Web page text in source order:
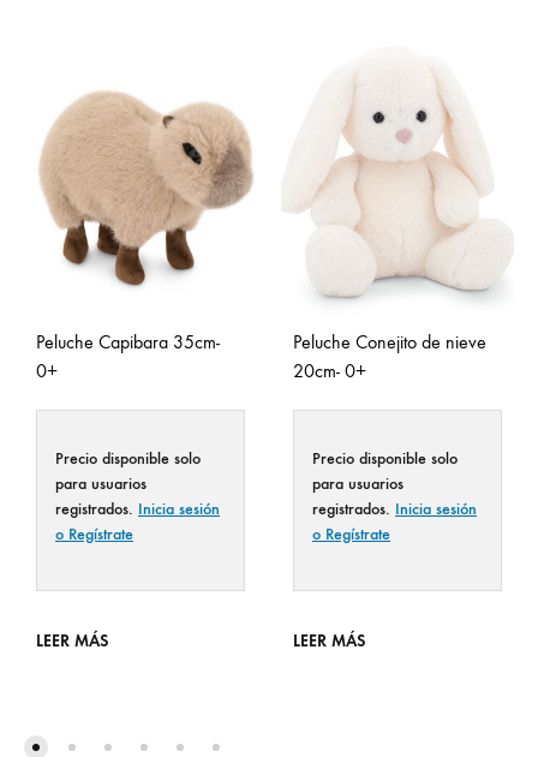
Peluche Capibara 35cm-
0+
Precio disponible solo
para usuarios
registrados. Inicia sesión
o Regístrate
LEER MÁS
Peluche Conejito de nieve
20cm- 0+
Precio disponible solo
para usuarios
registrados. Inicia sesión
o Regístrate
LEER MÁS